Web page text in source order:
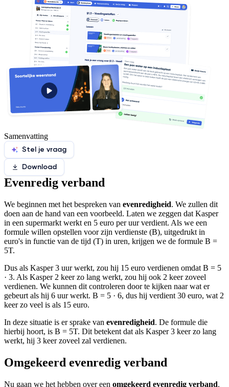
Samenvatting
Stel je vraag
Download
Evenredig verband
We beginnen met het bespreken van evenredigheid. We zullen dit
doen aan de hand van een voorbeeld. Laten we zeggen dat Kasper
in een supermarkt werkt en 5 euro per uur verdient. Als we een
formule willen opstellen voor zijn verdienste (B), uitgedrukt in
euro's in functie van de tijd (T) in uren, krijgen we de formule B =
5T.
Dus als Kasper 3 uur werkt, zou hij 15 euro verdienen omdat B = 5
· 3. Als Kasper 2 keer zo lang werkt, zou hij ook 2 keer zoveel
verdienen. We kunnen dit controleren door te kijken naar wat er
gebeurt als hij 6 uur werkt. B = 5 · 6, dus hij verdient 30 euro, wat 2
keer zo veel is als 15 euro.
In deze situatie is er sprake van evenredigheid. De formule die
hierbij hoort, is B = 5T. Dit betekent dat als Kasper 3 keer zo lang
werkt, hij 3 keer zoveel zal verdienen.
Omgekeerd evenredig verband
Nu gaan we het hebben over een omgekeerd evenredig verband.